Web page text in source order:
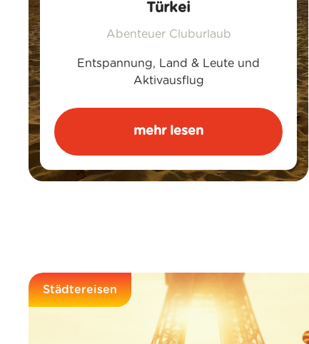
Türkei
Abenteuer Cluburlaub
Entspannung, Land & Leute und
Aktivausflug
mehr lesen
Städtereisen